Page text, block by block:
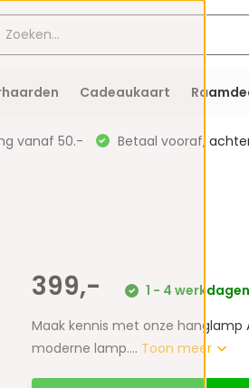
Cadeaukaart
vanaf 50.- Betaal vooraf,
399,-
1 - 4 werkdagen
Maak kennis met onze
moderne lamp.... Toon meer